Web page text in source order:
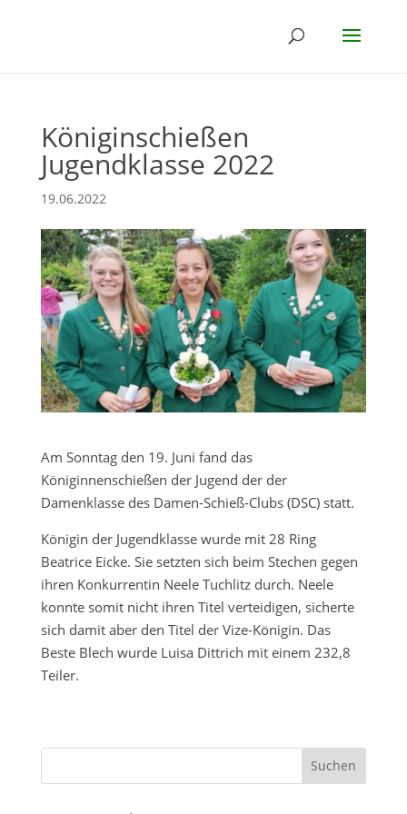
Königinschießen
Jugendklasse 2022
19.06.2022
Am Sonntag den 19. Juni fand das
Königinnenschießen der Jugend der der
Damenklasse des Damen-Schieß-Clubs (DSC) statt.
Königin der Jugendklasse wurde mit 28 Ring
Beatrice Eicke. Sie setzten sich beim Stechen gegen
ihren Konkurrentin Neele Tuchlitz durch. Neele
konnte somit nicht ihren Titel verteidigen, sicherte
sich damit aber den Titel der Vize-Königin. Das
Beste Blech wurde Luisa Dittrich mit einem 232,8
Teiler.